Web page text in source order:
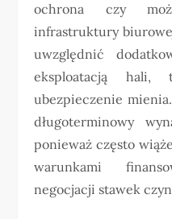
ochrona czy
infrastruktury
uwzględnić
eksploatacją
ubezpieczenie
długoterminowy
ponieważ często
warunkami
negocjacji stawek